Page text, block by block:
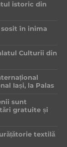
istoric din
în inima
Culturii din
Iași, la Palas
sunt
gratuite și
textilă